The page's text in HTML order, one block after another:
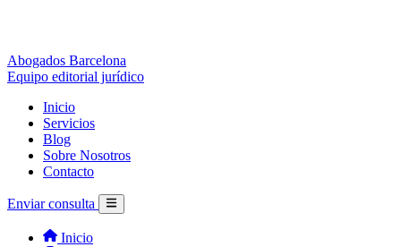
Abogados Barcelona
Equipo editorial jurídico
Inicio
Servicios
Blog
Sobre Nosotros
Contacto
Enviar consulta
Inicio